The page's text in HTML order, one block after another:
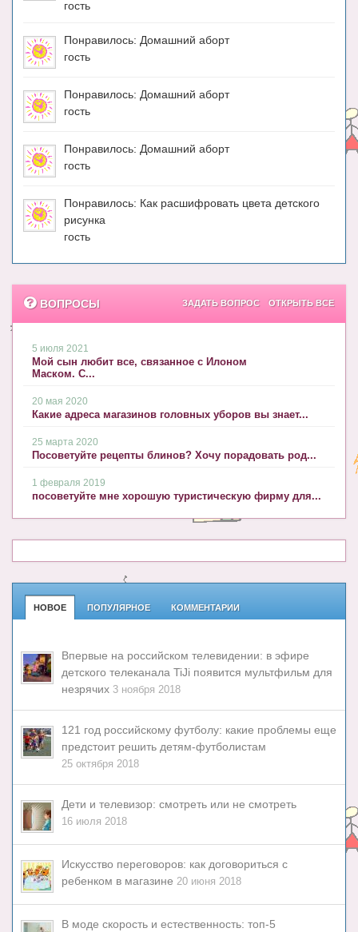
гость
Понравилось: Домашний аборт
гость
Понравилось: Домашний аборт
гость
Понравилось: Домашний аборт
гость
Понравилось: Как расшифровать цвета детского
рисунка
гость
ВОПРОСЫ ОТКРЫТЬ ВСЕ
ЗАДАТЬ ВОПРОС
5 июля 2021
Мой сын любит все, связанное с Илоном
Маском. С...
20 мая 2020
Какие адреса магазинов головных уборов вы знает...
25 марта 2020
Посоветуйте рецепты блинов? Хочу порадовать род...
1 февраля 2019
посоветуйте мне хорошую туристическую фирму для...
НОВОЕ ПОПУЛЯРНОЕ КОММЕНТАРИИ
Впервые на российском телевидении: в эфире
детского телеканала TiJi появится мультфильм для
незрячих 3 ноября 2018
121 год российскому футболу: какие проблемы еще
предстоит решить детям-футболистам
25 октября 2018
Дети и телевизор: смотреть или не смотреть
16 июля 2018
Искусство переговоров: как договориться с
ребенком в магазине 20 июня 2018
В моде скорость и естественность: топ-5